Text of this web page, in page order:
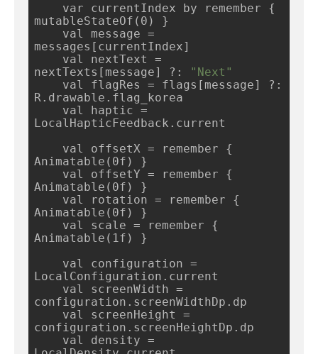
var currentIndex by remember {
mutableStateOf(0) }
val message =
messages[currentIndex]
val nextText =
nextTexts[message] ?:
"Next"
val flagRes = flags[message] ?:
R.drawable.flag_korea
val haptic =
LocalHapticFeedback.current
val offsetX = remember {
Animatable(0f) }
val offsetY = remember {
Animatable(0f) }
val rotation = remember {
Animatable(0f) }
val scale = remember {
Animatable(1f) }
val configuration =
LocalConfiguration.current
val screenWidth =
configuration.screenWidthDp.dp
val screenHeight =
configuration.screenHeightDp.dp
val density =